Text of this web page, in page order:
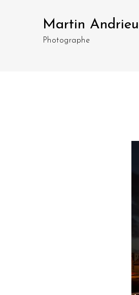
Martin
Photographe